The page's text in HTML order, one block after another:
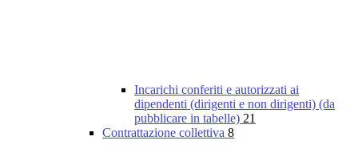
Incarichi conferiti e autorizzati ai
dipendenti (dirigenti e non dirigenti) (da
pubblicare in tabelle) 21
Contrattazione collettiva 8